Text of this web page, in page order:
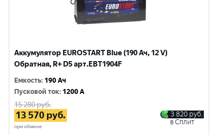
Аккумулятор EUROSTART Blue (190 Ач, 12 V)
Обратная, R+ D5 арт.EBT1904F
Емкость: 190 Ач
Пусковой ток: 1200 A
15 280руб.
13 570 руб.
при обмене
3 820 руб.
в Сплит